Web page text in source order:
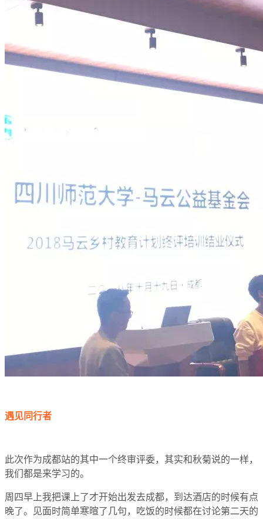
遇见同行者
此次作为成都站的其中一个终审评委，其实和秋菊说的一样，
我们都是来学习的。
周四早上我把课上了才开始出发去成都，到达酒店的时候有点
晚了。见面时简单寒暄了几句，吃饭的时候都在讨论第二天的